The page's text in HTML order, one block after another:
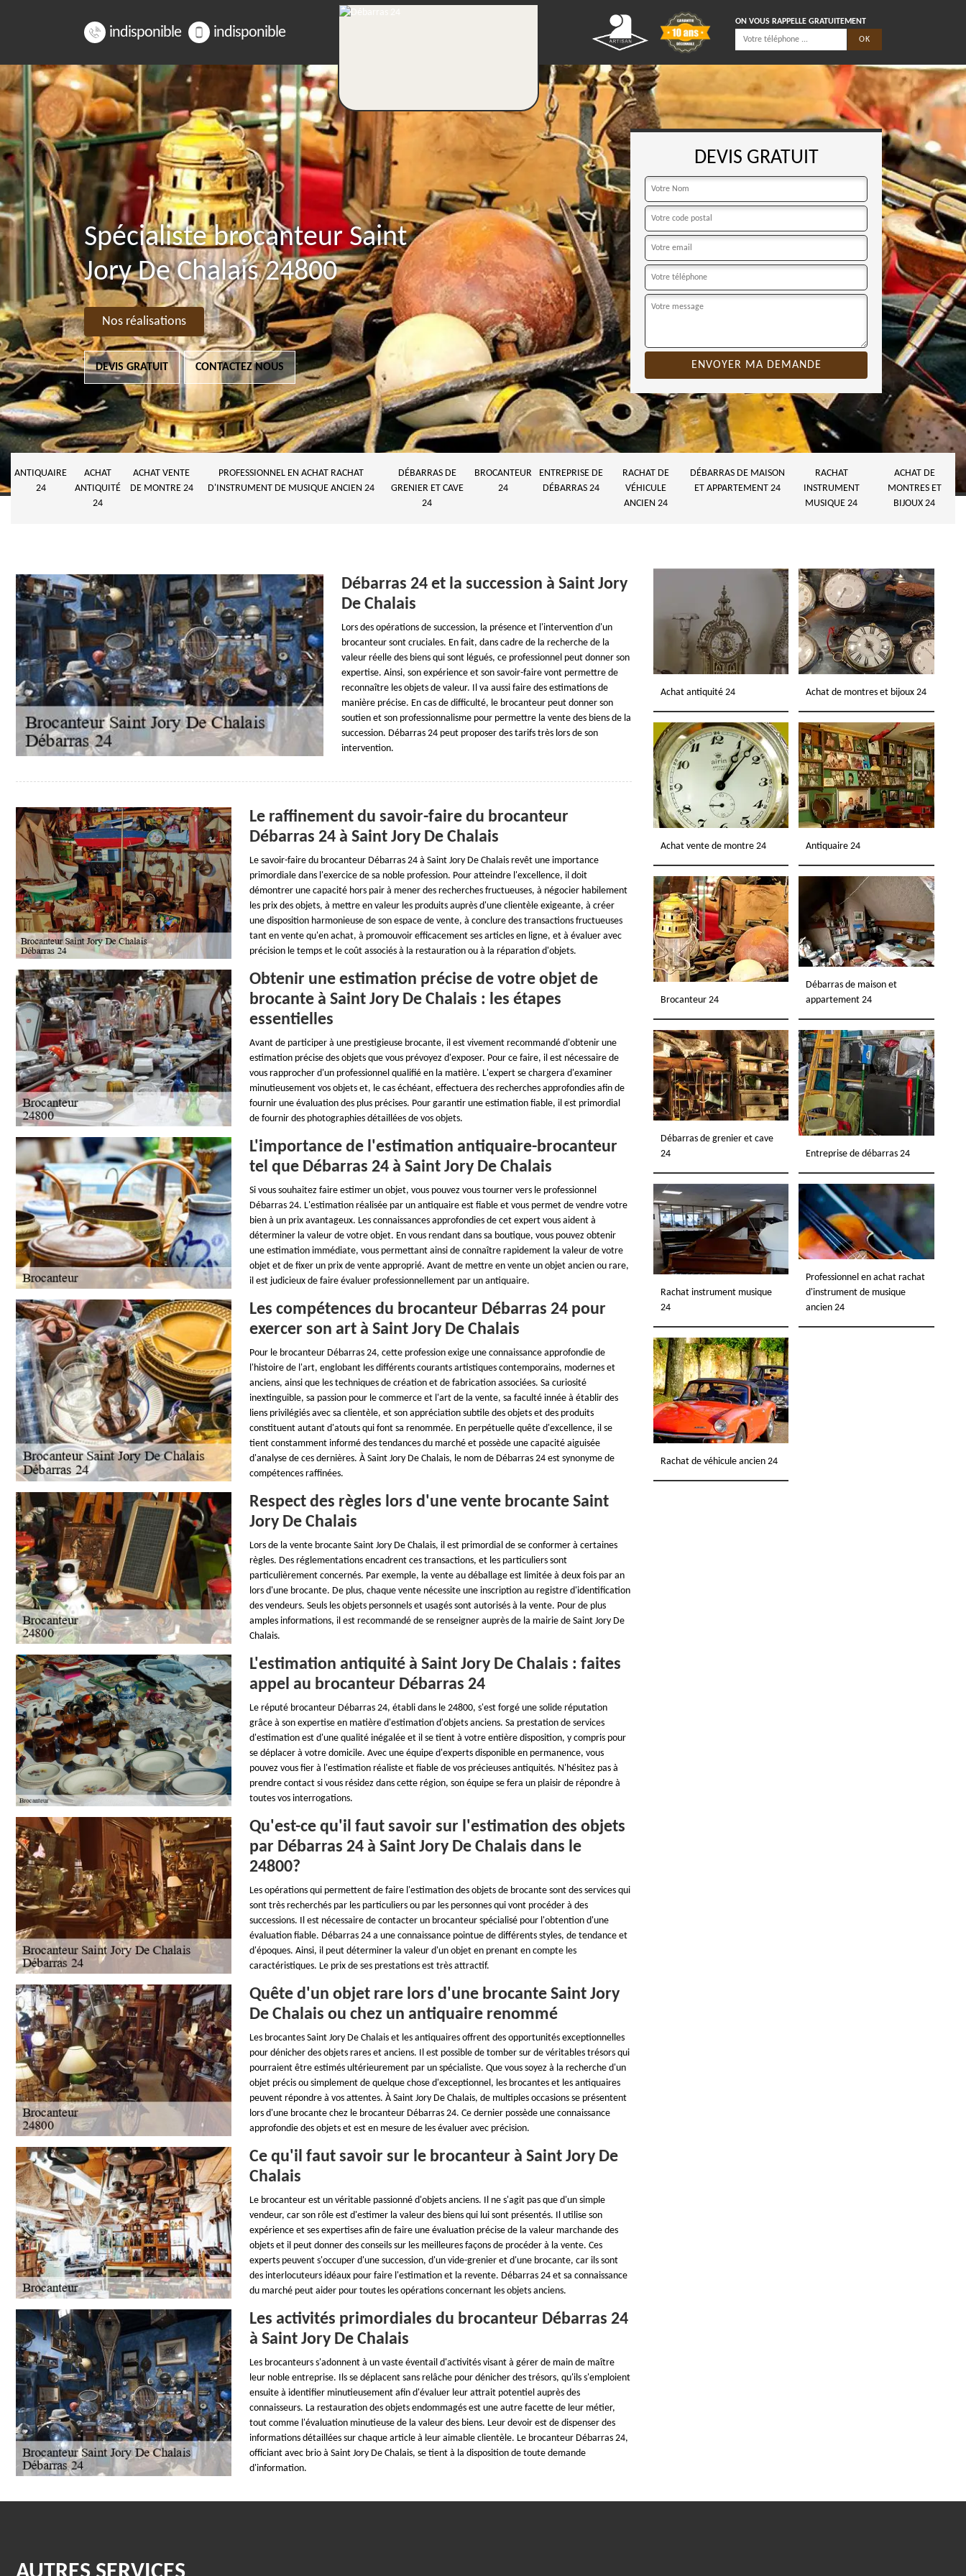
indisponible indisponible
ON VOUS RAPPELLE GRATUITEMENT
Spécialiste brocanteur Saint
Jory De Chalais 24800
Nos réalisations
DEVIS GRATUIT CONTACTEZ NOUS
DEVIS GRATUIT
ANTIQUAIRE
24
ACHAT
ANTIQUITÉ
24
ACHAT VENTE
DE MONTRE 24
PROFESSIONNEL EN ACHAT RACHAT
D'INSTRUMENT DE MUSIQUE ANCIEN 24
DÉBARRAS DE
GRENIER ET CAVE
24
BROCANTEUR
24
ENTREPRISE DE
DÉBARRAS 24
RACHAT DE
VÉHICULE
ANCIEN 24
DÉBARRAS DE MAISON
ET APPARTEMENT 24
RACHAT
INSTRUMENT
MUSIQUE 24
ACHAT DE
MONTRES ET
BIJOUX 24
Débarras 24 et la succession à Saint Jory
De Chalais
Lors des opérations de succession, la présence et l'intervention d'un
brocanteur sont cruciales. En fait, dans cadre de la recherche de la
valeur réelle des biens qui sont légués, ce professionnel peut donner son
expertise. Ainsi, son expérience et son savoir-faire vont permettre de
reconnaître les objets de valeur. Il va aussi faire des estimations de
manière précise. En cas de difficulté, le brocanteur peut donner son
soutien et son professionnalisme pour permettre la vente des biens de la
succession. Débarras 24 peut proposer des tarifs très lors de son
intervention.
Le raffinement du savoir-faire du brocanteur
Débarras 24 à Saint Jory De Chalais
Le savoir-faire du brocanteur Débarras 24 à Saint Jory De Chalais revêt une importance
primordiale dans l'exercice de sa noble profession. Pour atteindre l'excellence, il doit
démontrer une capacité hors pair à mener des recherches fructueuses, à négocier habilement
les prix des objets, à mettre en valeur les produits auprès d'une clientèle exigeante, à créer
une disposition harmonieuse de son espace de vente, à conclure des transactions fructueuses
tant en vente qu'en achat, à promouvoir efficacement ses articles en ligne, et à évaluer avec
précision le temps et le coût associés à la restauration ou à la réparation d'objets.
Obtenir une estimation précise de votre objet de
brocante à Saint Jory De Chalais : les étapes
essentielles
Avant de participer à une prestigieuse brocante, il est vivement recommandé d'obtenir une
estimation précise des objets que vous prévoyez d'exposer. Pour ce faire, il est nécessaire de
vous rapprocher d'un professionnel qualifié en la matière. L'expert se chargera d'examiner
minutieusement vos objets et, le cas échéant, effectuera des recherches approfondies afin de
fournir une évaluation des plus précises. Pour garantir une estimation fiable, il est primordial
de fournir des photographies détaillées de vos objets.
L'importance de l'estimation antiquaire-brocanteur
tel que Débarras 24 à Saint Jory De Chalais
Si vous souhaitez faire estimer un objet, vous pouvez vous tourner vers le professionnel
Débarras 24. L'estimation réalisée par un antiquaire est fiable et vous permet de vendre votre
bien à un prix avantageux. Les connaissances approfondies de cet expert vous aident à
déterminer la valeur de votre objet. En vous rendant dans sa boutique, vous pouvez obtenir
une estimation immédiate, vous permettant ainsi de connaître rapidement la valeur de votre
objet et de fixer un prix de vente approprié. Avant de mettre en vente un objet ancien ou rare,
il est judicieux de faire évaluer professionnellement par un antiquaire.
Les compétences du brocanteur Débarras 24 pour
exercer son art à Saint Jory De Chalais
Pour le brocanteur Débarras 24, cette profession exige une connaissance approfondie de
l'histoire de l'art, englobant les différents courants artistiques contemporains, modernes et
anciens, ainsi que les techniques de création et de fabrication associées. Sa curiosité
inextinguible, sa passion pour le commerce et l'art de la vente, sa faculté innée à établir des
liens privilégiés avec sa clientèle, et son appréciation subtile des objets et des produits
constituent autant d'atouts qui font sa renommée. En perpétuelle quête d'excellence, il se
tient constamment informé des tendances du marché et possède une capacité aiguisée
d'analyse de ces dernières. À Saint Jory De Chalais, le nom de Débarras 24 est synonyme de
compétences raffinées.
Respect des règles lors d'une vente brocante Saint
Jory De Chalais
Lors de la vente brocante Saint Jory De Chalais, il est primordial de se conformer à certaines
règles. Des réglementations encadrent ces transactions, et les particuliers sont
particulièrement concernés. Par exemple, la vente au déballage est limitée à deux fois par an
lors d'une brocante. De plus, chaque vente nécessite une inscription au registre d'identification
des vendeurs. Seuls les objets personnels et usagés sont autorisés à la vente. Pour de plus
amples informations, il est recommandé de se renseigner auprès de la mairie de Saint Jory De
Chalais.
L'estimation antiquité à Saint Jory De Chalais : faites
appel au brocanteur Débarras 24
Le réputé brocanteur Débarras 24, établi dans le 24800, s'est forgé une solide réputation
grâce à son expertise en matière d'estimation d'objets anciens. Sa prestation de services
d'estimation est d'une qualité inégalée et il se tient à votre entière disposition, y compris pour
se déplacer à votre domicile. Avec une équipe d'experts disponible en permanence, vous
pouvez vous fier à l'estimation réaliste et fiable de vos précieuses antiquités. N'hésitez pas à
prendre contact si vous résidez dans cette région, son équipe se fera un plaisir de répondre à
toutes vos interrogations.
Qu'est-ce qu'il faut savoir sur l'estimation des objets
par Débarras 24 à Saint Jory De Chalais dans le
24800?
Les opérations qui permettent de faire l'estimation des objets de brocante sont des services qui
sont très recherchés par les particuliers ou par les personnes qui vont procéder à des
successions. Il est nécessaire de contacter un brocanteur spécialisé pour l'obtention d'une
évaluation fiable. Débarras 24 a une connaissance pointue de différents styles, de tendance et
d'époques. Ainsi, il peut déterminer la valeur d'un objet en prenant en compte les
caractéristiques. Le prix de ses prestations est très attractif.
Quête d'un objet rare lors d'une brocante Saint Jory
De Chalais ou chez un antiquaire renommé
Les brocantes Saint Jory De Chalais et les antiquaires offrent des opportunités exceptionnelles
pour dénicher des objets rares et anciens. Il est possible de tomber sur de véritables trésors qui
pourraient être estimés ultérieurement par un spécialiste. Que vous soyez à la recherche d'un
objet précis ou simplement de quelque chose d'exceptionnel, les brocantes et les antiquaires
peuvent répondre à vos attentes. À Saint Jory De Chalais, de multiples occasions se présentent
lors d'une brocante chez le brocanteur Débarras 24. Ce dernier possède une connaissance
approfondie des objets et est en mesure de les évaluer avec précision.
Ce qu'il faut savoir sur le brocanteur à Saint Jory De
Chalais
Le brocanteur est un véritable passionné d'objets anciens. Il ne s'agit pas que d'un simple
vendeur, car son rôle est d'estimer la valeur des biens qui lui sont présentés. Il utilise son
expérience et ses expertises afin de faire une évaluation précise de la valeur marchande des
objets et il peut donner des conseils sur les meilleures façons de procéder à la vente. Ces
experts peuvent s'occuper d'une succession, d'un vide-grenier et d'une brocante, car ils sont
des interlocuteurs idéaux pour faire l'estimation et la revente. Débarras 24 et sa connaissance
du marché peut aider pour toutes les opérations concernant les objets anciens.
Les activités primordiales du brocanteur Débarras 24
à Saint Jory De Chalais
Les brocanteurs s'adonnent à un vaste éventail d'activités visant à gérer de main de maître
leur noble entreprise. Ils se déplacent sans relâche pour dénicher des trésors, qu'ils s'emploient
ensuite à identifier minutieusement afin d'évaluer leur attrait potentiel auprès des
connaisseurs. La restauration des objets endommagés est une autre facette de leur métier,
tout comme l'évaluation minutieuse de la valeur des biens. Leur devoir est de dispenser des
informations détaillées sur chaque article à leur aimable clientèle. Le brocanteur Débarras 24,
officiant avec brio à Saint Jory De Chalais, se tient à la disposition de toute demande
d'information.
Achat antiquité 24 Achat de montres et bijoux 24
Achat vente de montre 24 Antiquaire 24
Brocanteur 24
Débarras de maison et
appartement 24
Débarras de grenier et cave
24
Entreprise de débarras 24
Rachat instrument musique
24
Professionnel en achat rachat
d'instrument de musique
ancien 24
Rachat de véhicule ancien 24